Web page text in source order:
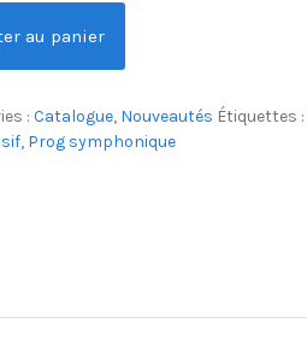
au panier
: Catalogue, Nouveautés Étiquettes :
, Prog symphonique